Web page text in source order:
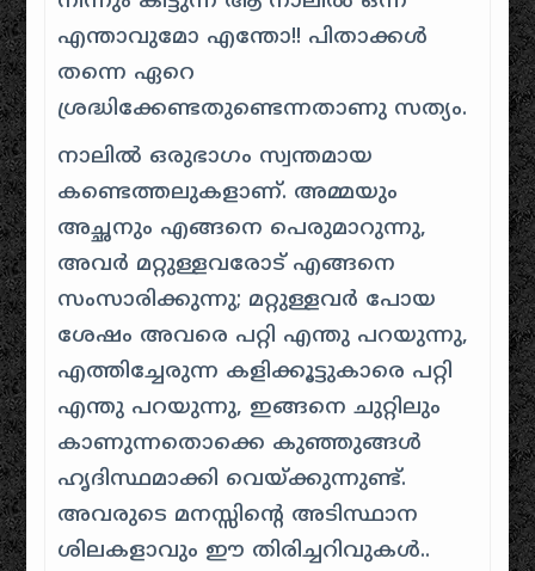
എന്താവുമോ എന്തോ!! പിതാക്കൾ
തന്നെ ഏറെ
ശ്രദ്ധിക്കേണ്ടതുണ്ടെന്നതാണു സത്യം.
നാലിൽ ഒരുഭാഗം സ്വന്തമായ
കണ്ടെത്തലുകളാണ്. അമ്മയും
അച്ഛനും എങ്ങനെ പെരുമാറുന്നു,
അവർ മറ്റുള്ളവരോട് എങ്ങനെ
സംസാരിക്കുന്നു; മറ്റുള്ളവർ പോയ
ശേഷം അവരെ പറ്റി എന്തു പറയുന്നു,
എത്തിച്ചേരുന്ന കളിക്കൂട്ടുകാരെ പറ്റി
എന്തു പറയുന്നു, ഇങ്ങനെ ചുറ്റിലും
കാണുന്നതൊക്കെ കുഞ്ഞുങ്ങൾ
ഹൃദിസ്ഥമാക്കി വെയ്ക്കുന്നുണ്ട്.
അവരുടെ മനസ്സിന്റെ അടിസ്ഥാന
ശിലകളാവും ഈ തിരിച്ചറിവുകൾ..